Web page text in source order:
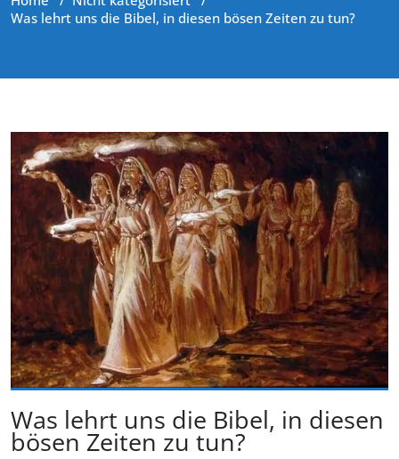
Was lehrt uns die Bibel, in diesen bösen Zeiten zu tun?
Was lehrt uns die Bibel, in diesen
bösen Zeiten zu tun?